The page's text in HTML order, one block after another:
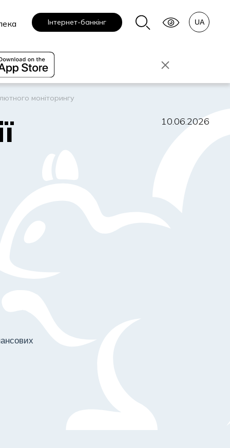
Інтернет-банкінг
моніторингу
10.06.2026